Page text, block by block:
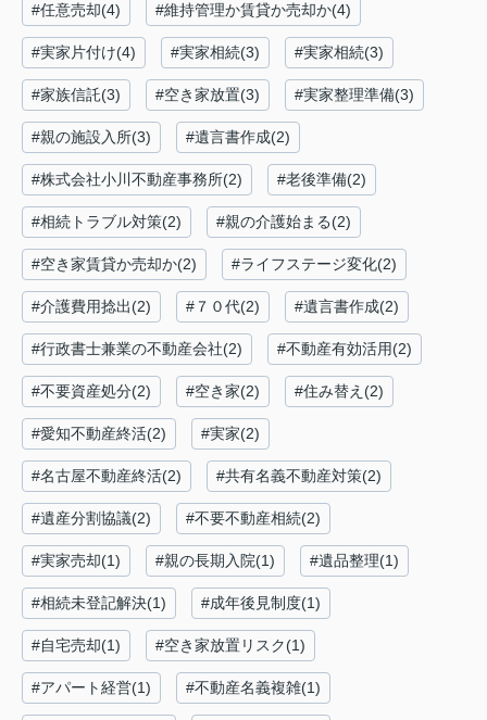
#任意売却(4) #維持管理か賃貸か売却か(4)
#実家片付け(4) #実家相続(3) #実家相続(3)
#家族信託(3) #空き家放置(3) #実家整理準備(3)
#親の施設入所(3) #遺言書作成(2)
#株式会社小川不動産事務所(2) #老後準備(2)
#相続トラブル対策(2) #親の介護始まる(2)
#空き家賃貸か売却か(2) #ライフステージ変化(2)
#介護費用捻出(2) #７０代(2) #遺言書作成(2)
#行政書士兼業の不動産会社(2) #不動産有効活用(2)
#不要資産処分(2) #空き家(2) #住み替え(2)
#愛知不動産終活(2) #実家(2)
#名古屋不動産終活(2) #共有名義不動産対策(2)
#遺産分割協議(2) #不要不動産相続(2)
#実家売却(1) #親の長期入院(1) #遺品整理(1)
#相続未登記解決(1) #成年後見制度(1)
#自宅売却(1) #空き家放置リスク(1)
#アパート経営(1) #不動産名義複雑(1)